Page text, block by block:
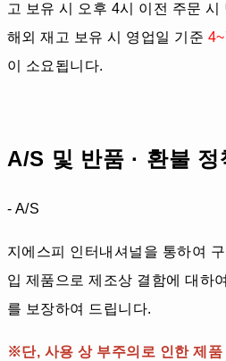
고 보유 시 오후 4시 이전 주문
해외 재고 보유 시 영업일 기준
이 소요됩니다.
A/S 및 반품 · 환불 정
- A/S
지에스피 인터내셔널을 통하여
입 제품으로 제조상 결함에 대하
를 보장하여 드립니다.
※단, 사용 상 부주의로 인한 제